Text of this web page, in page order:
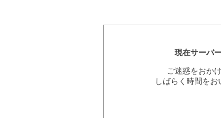
現在サーバ
ご迷惑をおか
しばらく時間を